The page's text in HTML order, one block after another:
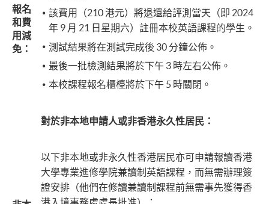
報名
和費
用減
免：
該費用（210 港元）將退還給評測當天（即 2024
年 9 月 21 日星期六）註冊本校英語課程的學生。
測試結果將在測試完成後 30 分鐘公佈。
最後一批檢測結果將於下午 3 時左右公佈。
本校課程報名櫃檯將於下午 5 時關閉。
對於非本地申請人或非香港永久性居民：
以下非本地或非永久性香港居民亦可申請報讀香港
大學專業進修學院兼讀制英語課程，而無需辦理簽
證安排（他們在修讀兼讀制課程前無需事先獲得香